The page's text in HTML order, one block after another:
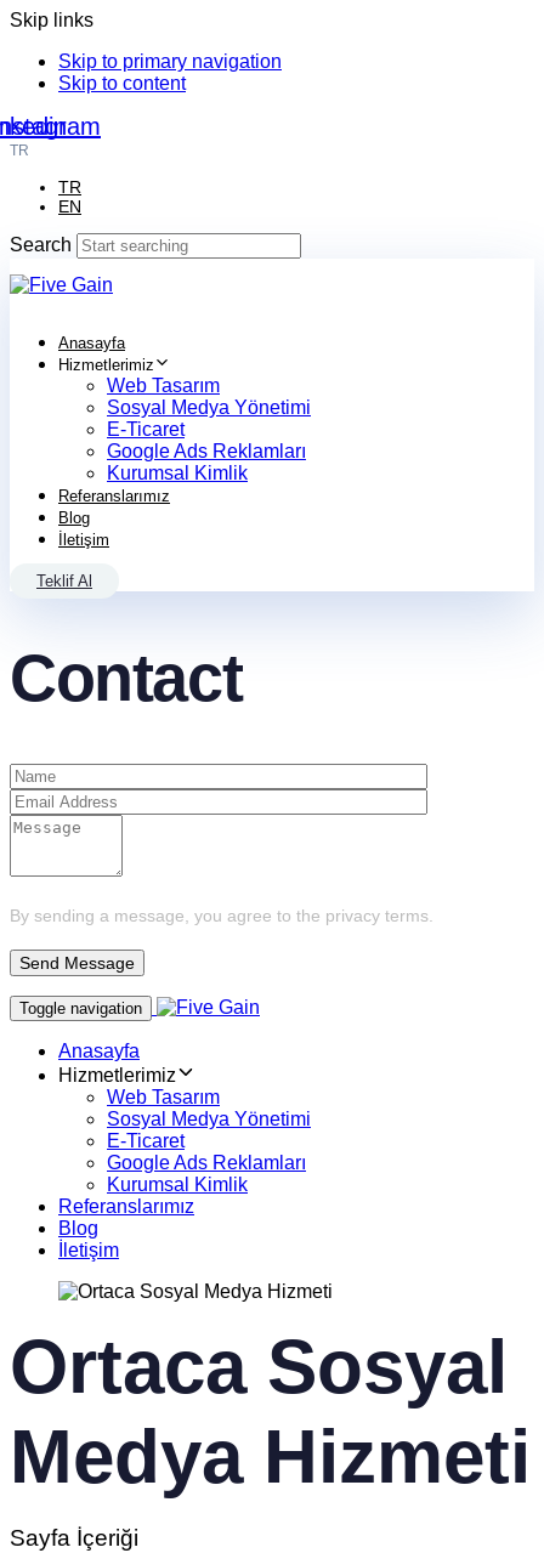
Skip links
Skip to primary navigation
Skip to content
TR
TR
EN
Search
Anasayfa
Hizmetlerimiz
Web Tasarım
Sosyal Medya Yönetimi
E-Ticaret
Google Ads Reklamları
Kurumsal Kimlik
Referanslarımız
Blog
İletişim
Teklif Al
Contact
By sending a message, you agree to the privacy terms.
Toggle navigation
Anasayfa
Hizmetlerimiz
Web Tasarım
Sosyal Medya Yönetimi
E-Ticaret
Google Ads Reklamları
Kurumsal Kimlik
Referanslarımız
Blog
İletişim
Ortaca Sosyal
Medya Hizmeti
Sayfa İçeriği